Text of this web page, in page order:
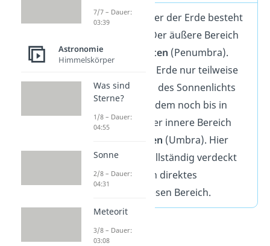
Der Schatten hinter der Erde besteht
. Der äußere Bereich
ist der
Halbschatten (Penumbra).
Dort verdeckt die Erde nur teilweise
die Sonne. Ein Teil des Sonnenlichts
gelangt also trotzdem noch bis in
diesen Bereich. Der innere Bereich
Kernschatten (Umbra). Hier
wird die Sonne vollständig verdeckt
und es dringt kein direktes
Sonnenlicht in diesen Bereich.
7/7 – Dauer:
03:39
Astronomie
Himmelskörper
Was sind
Sterne?
1/8 – Dauer:
04:55
Sonne
2/8 – Dauer:
04:31
Meteorit
3/8 – Dauer:
03:08